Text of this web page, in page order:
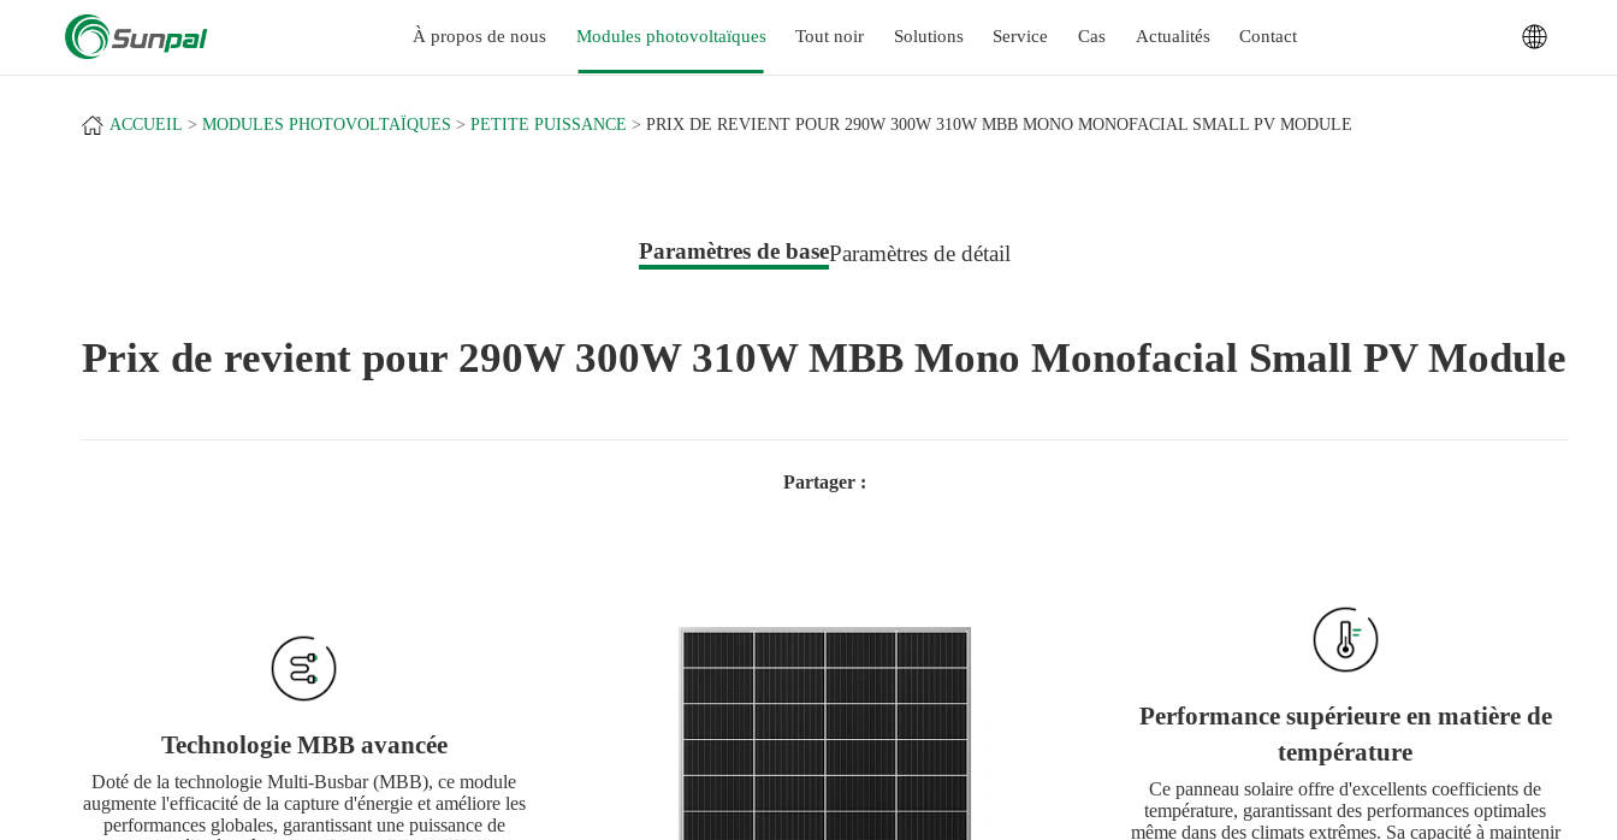
À propos de nous Modules photovoltaïques Tout noir Solutions Service Cas Actualités Contact
ACCUEIL MODULES PHOTOVOLTAÏQUES PETITE PUISSANCE PRIX DE REVIENT POUR 290W 300W 310W MBB MONO MONOFACIAL SMALL PV MODULE
Paramètres de baseParamètres de détail
Prix de revient pour 290W 300W 310W MBB Mono Monofacial Small PV Module
Partager :
Technologie MBB avancée
Doté de la technologie Multi-Busbar (MBB), ce module
augmente l'efficacité de la capture d'énergie et améliore les
performances globales, garantissant une puissance de
Performance supérieure en matière de
température
Ce panneau solaire offre d'excellents coefficients de
température, garantissant des performances optimales
même dans des climats extrêmes. Sa capacité à maintenir